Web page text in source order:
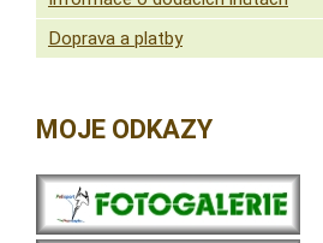
Doprava a platby
MOJE ODKAZY